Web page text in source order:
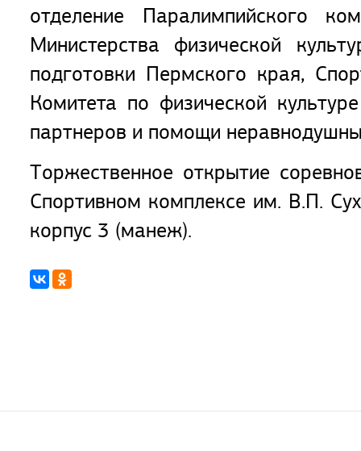
отделение Паралимпийского
Министерства физической
подготовки Пермского края,
Комитета по физической
партнеров и помощи
Торжественное открытие
Спортивном комплексе им. В.П.
корпус 3 (манеж).